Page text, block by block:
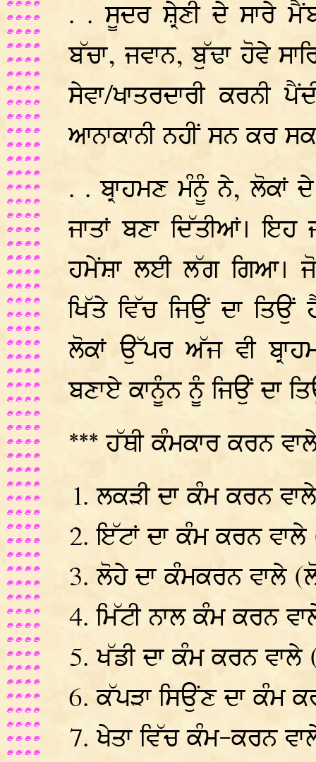
. . ਸੂਦਰ ਸ਼੍ਰੇਣੀ ਦੇ ਸਾਰੇ
ਬੱਚਾ, ਜਵਾਨ, ਬੁੱਢਾ ਹੋਵੇ
ਸੇਵਾ/ਖਾਤਰਦਾਰੀ ਕਰਨੀ
ਆਨਾਕਾਨੀ ਨਹੀਂ ਸਨ ਕਰ
. . ਬ੍ਰਾਹਮਣ ਮੰਨੂੰ ਨੇ, ਲੋਕਾਂ
ਜਾਤਾਂ ਬਣਾ ਦਿੱਤੀਆਂ।
ਹਮੇਂਸ਼ਾ ਲਈ ਲੱਗ ਗਿਆ। ਜੋ
ਖਿੱਤੇ ਵਿੱਚ ਜਿਉਂ ਦਾ ਤਿਉਂ
ਲੋਕਾਂ ਉੱਪਰ ਅੱਜ ਵੀ
ਬਣਾਏ ਕਾਨੂੰਨ ਨੂੰ ਜਿਉਂ ਦਾ
*** ਹੱਥੀ ਕੰਮਕਾਰ ਕਰਨ
ਲਕੜੀ ਦਾ ਕੰਮ ਕਰਨ
ਇੱਟਾਂ ਦਾ ਕੰਮ ਕਰਨ ਵਾਲੇ
ਲੋਹੇ ਦਾ ਕੰਮਕਰਨ ਵਾਲੇ
ਮਿੱਟੀ ਨਾਲ ਕੰਮ ਕਰਨ
ਖੱਡੀ ਦਾ ਕੰਮ ਕਰਨ ਵਾਲੇ
ਕੱਪੜਾ ਸਿਉਂਣ ਦਾ ਕੰਮ
ਖੇਤਾ ਵਿੱਚ ਕੰਮ-ਕਰਨ